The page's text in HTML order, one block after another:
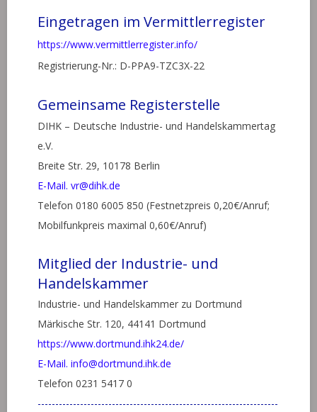
Eingetragen im Vermittlerregister
https://www.vermittlerregister.info/
Registrierung-Nr.: D-PPA9-TZC3X-22
Gemeinsame Registerstelle
DIHK – Deutsche Industrie- und Handelskammertag
e.V.
Breite Str. 29, 10178 Berlin
E-Mail. vr@dihk.de
Telefon 0180 6005 850 (Festnetzpreis 0,20€/Anruf;
Mobilfunkpreis maximal 0,60€/Anruf)
Mitglied der Industrie- und
Handelskammer
Industrie- und Handelskammer zu Dortmund
Märkische Str. 120, 44141 Dortmund
https://www.dortmund.ihk24.de/
E-Mail. info@dortmund.ihk.de
Telefon 0231 5417 0
--------------------------------------------------------------------